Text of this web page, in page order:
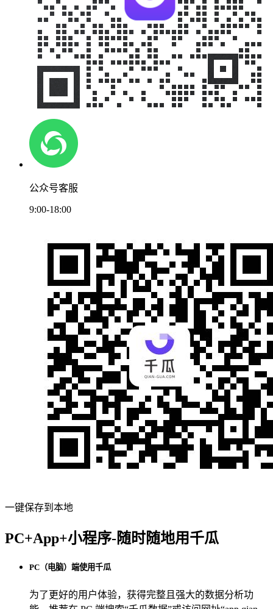
公众号客服
9:00-18:00
一键保存到本地
PC+App+小程序-随时随地用千瓜
PC（电脑）端使用千瓜
为了更好的用户体验，获得完整且强大的数据分析功